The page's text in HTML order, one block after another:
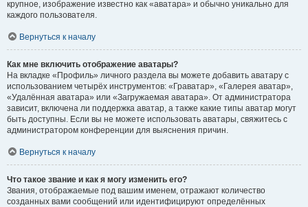
крупное, изображение известно как «аватара» и обычно уникально для
каждого пользователя.
Вернуться к началу
Как мне включить отображение аватары?
На вкладке «Профиль» личного раздела вы можете добавить аватару с
использованием четырёх инструментов: «Граватар», «Галерея аватар»,
«Удалённая аватара» или «Загружаемая аватара». От администратора
зависит, включена ли поддержка аватар, а также какие типы аватар могут
быть доступны. Если вы не можете использовать аватары, свяжитесь с
администратором конференции для выяснения причин.
Вернуться к началу
Что такое звание и как я могу изменить его?
Звания, отображаемые под вашим именем, отражают количество
созданных вами сообщений или идентифицируют определённых